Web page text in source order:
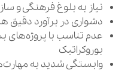
نیاز به بلوغ فرهنگی و
دشواری در برآورد دقیق
عدم تناسب با پروژه‌های
بوروکراتیک
وابستگی شدید به